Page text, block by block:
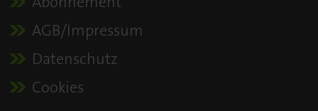
AGB/Impressum
Datenschutz
Cookies